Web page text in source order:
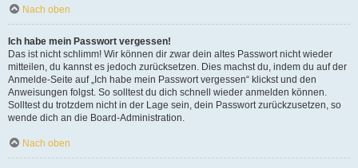
Nach oben
Ich habe mein Passwort vergessen!
Das ist nicht schlimm! Wir können dir zwar dein altes Passwort nicht wieder
mitteilen, du kannst es jedoch zurücksetzen. Dies machst du, indem du auf der
Anmelde-Seite auf „Ich habe mein Passwort vergessen“ klickst und den
Anweisungen folgst. So solltest du dich schnell wieder anmelden können.
Solltest du trotzdem nicht in der Lage sein, dein Passwort zurückzusetzen, so
wende dich an die Board-Administration.
Nach oben